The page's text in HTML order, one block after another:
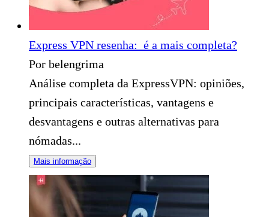
Express VPN resenha: é a mais completa?
Por belengrima
Análise completa da ExpressVPN: opiniões,
principais características, vantagens e
desvantagens e outras alternativas para
nómadas...
Mais informação